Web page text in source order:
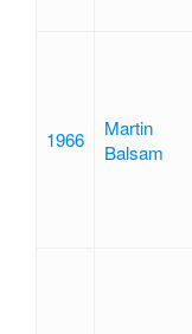
1966
Martin
Balsam